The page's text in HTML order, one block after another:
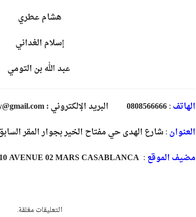
هشام عطري
إسلام الغداني
عبد الله بن التومي
الهاتف :0808566666 البريد الإلكتروني : asfitoday@gmail.com
العنوان :شارع الهدى حي مفتاح الخير بجوار المقر
مضيف الموقع :
AVENUE 02 MARS CASABLANCA
التعليقات مغلقة.